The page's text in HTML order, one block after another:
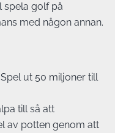
spela golf på
med någon annan.
ut 50 miljoner till
till så att
av potten genom att